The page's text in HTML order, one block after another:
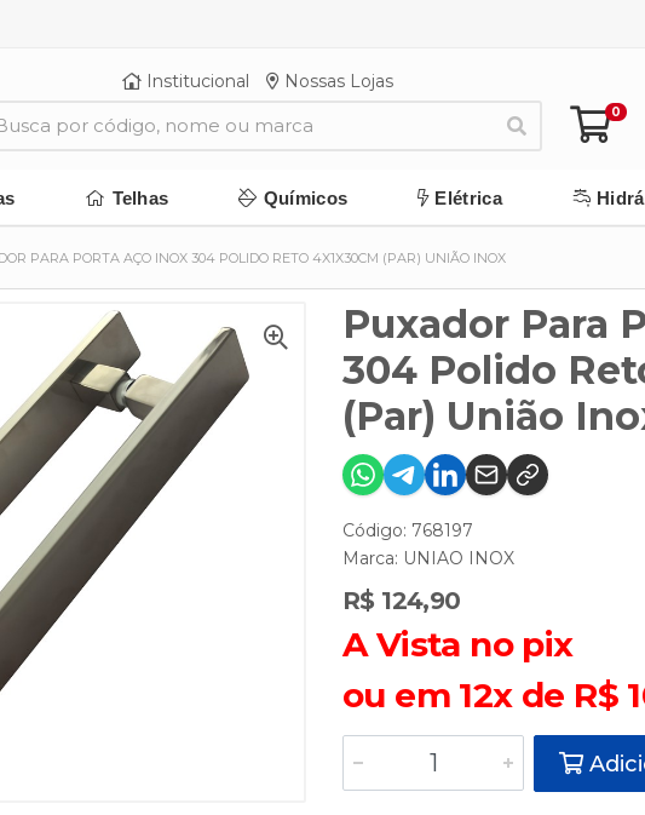
Institucional Nossas Lojas
0
Telhas Químicos Elétrica
PARA PORTA AÇO INOX 304 POLIDO RETO 4X1X30CM (PAR) UNIÃO INOX
Puxador Para
304 Polido
(Par) União
Código: 768197
Marca: UNIAO INOX
R$ 124,90
A Vista no pix
ou em 12x de R$